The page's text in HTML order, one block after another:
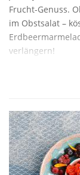
Frucht-Genuss.
im Obstsalat –
verlängern!
Wir haben viele
Videos sowie